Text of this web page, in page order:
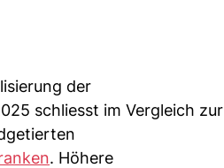
der
schliesst im Vergleich zur
. Höhere